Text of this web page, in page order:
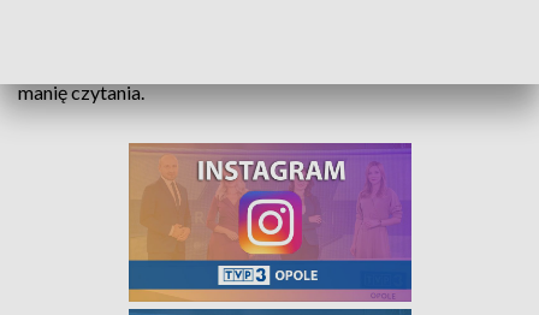
manię czytania.